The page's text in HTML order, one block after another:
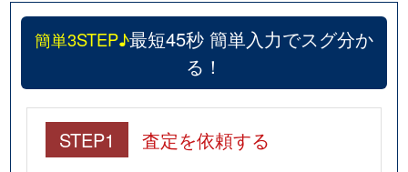
簡単3STEP♪最短45秒 簡単入力でスグ分か
る！
STEP1 査定を依頼する